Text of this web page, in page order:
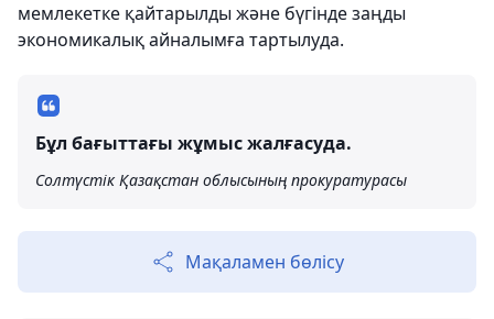
мемлекетке қайтарылды және бүгінде заңды
экономикалық айналымға тартылуда.
Бұл бағыттағы жұмыс жалғасуда.
Солтүстік Қазақстан облысының прокуратурасы
Мақаламен бөлісу